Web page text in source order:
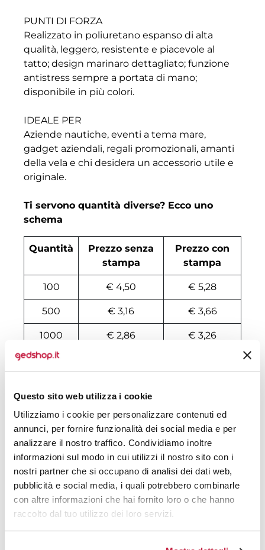
Questo sito web utilizza i cookie
Utilizziamo i cookie per personalizzare contenuti ed
annunci, per fornire funzionalità dei social media e per
analizzare il nostro traffico. Condividiamo inoltre
informazioni sul modo in cui utilizzi il nostro sito con i
nostri partner che si occupano di analisi dei dati web,
pubblicità e social media, i quali potrebbero combinarle
con altre informazioni che hai fornito loro o che hanno
raccolto dal tuo utilizzo dei loro servizi.
PUNTI DI FORZA
Realizzato in poliuretano espanso di alta
qualità, leggero, resistente e piacevole al
tatto; design marinaro dettagliato; funzione
antistress sempre a portata di mano;
disponibile in più colori.
IDEALE PER
Aziende nautiche, eventi a tema mare,
gadget aziendali, regali promozionali, amanti
della vela e chi desidera un accessorio utile e
originale.
Ti servono quantità diverse? Ecco uno
schema
Quantità
Prezzo senza
stampa
Prezzo con
stampa
100 € 4,50 € 5,28
500 € 3,16 € 3,66
1000 € 2,86 € 3,26
2000
5000 € 2,44 € 2,70
6000 € 2,42 € 2,68
7000 € 2,42 € 2,67
8000 € 2,41 € 2,66
10000 € 2,34 € 2,56